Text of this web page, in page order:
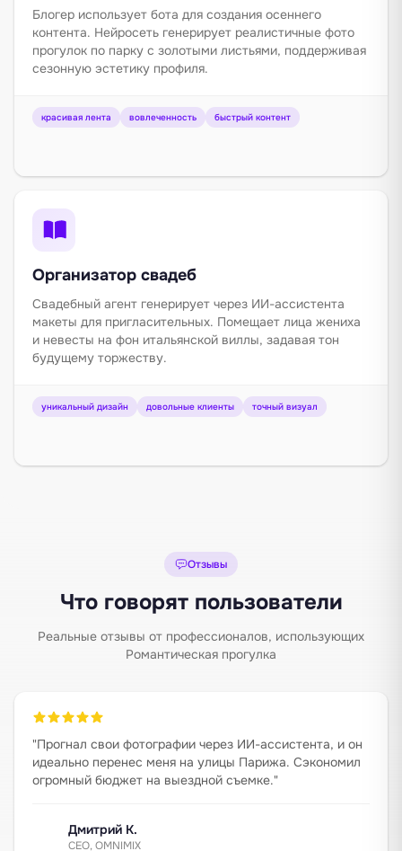
Блогер использует бота для создания осеннего
контента. Нейросеть генерирует реалистичные фото
прогулок по парку с золотыми листьями, поддерживая
сезонную эстетику профиля.
красивая лента вовлеченность быстрый контент
Организатор свадеб
Свадебный агент генерирует через ИИ-ассистента
макеты для пригласительных. Помещает лица жениха
и невесты на фон итальянской виллы, задавая тон
будущему торжеству.
уникальный дизайн довольные клиенты точный визуал
Отзывы
Что говорят пользователи
Реальные отзывы от профессионалов, использующих
Романтическая прогулка
"Прогнал свои фотографии через ИИ-ассистента, и он
идеально перенес меня на улицы Парижа. Сэкономил
огромный бюджет на выездной съемке."
Дмитрий К.
CEO, OMNIMIX